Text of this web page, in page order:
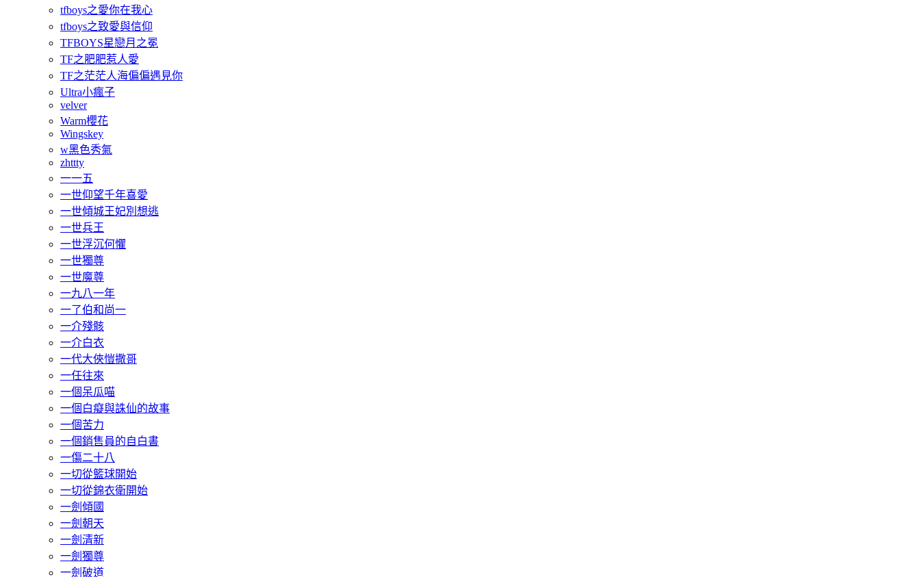
tfboys之愛你在我心
tfboys之致愛與信仰
TFBOYS星戀月之冕
TF之肥肥惹人愛
TF之茫茫人海偏偏遇見你
Ultra小瘋子
velver
Warm櫻花
Wingskey
w黑色秀氣
zhttty
一一五
一世仰望千年喜愛
一世傾城王妃別想逃
一世兵王
一世浮沉何懼
一世獨尊
一世魔尊
一九八一年
一了伯和尚一
一介殘骸
一介白衣
一代大俠愷撒哥
一任往來
一個呆瓜喵
一個白癡與誅仙的故事
一個苦力
一個銷售員的自白書
一傷二十八
一切從籃球開始
一切從錦衣衛開始
一劍傾國
一劍朝天
一劍清新
一劍獨尊
一劍破道